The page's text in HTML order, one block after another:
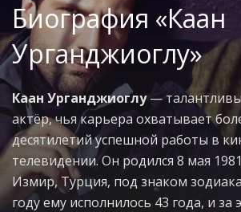
Биография «Каан
Урганджиоглу»
Каан Урганджиоглу—
актёр, чья карьера охватывает
десятилетий успешной работы в
телевидении. Он родился 8 мая
Измир, Турция, под знаком
году ему исполнилось 43 года, и за